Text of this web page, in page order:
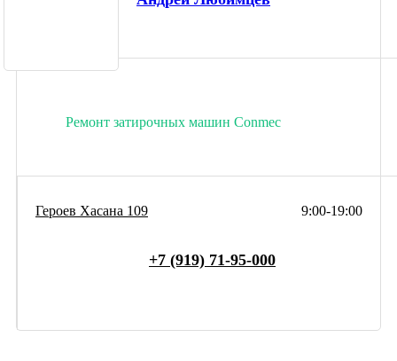
Ремонт затирочных машин Conmec
9:00-19:00
Героев Хасана 109
+7 (919) 71-95-000